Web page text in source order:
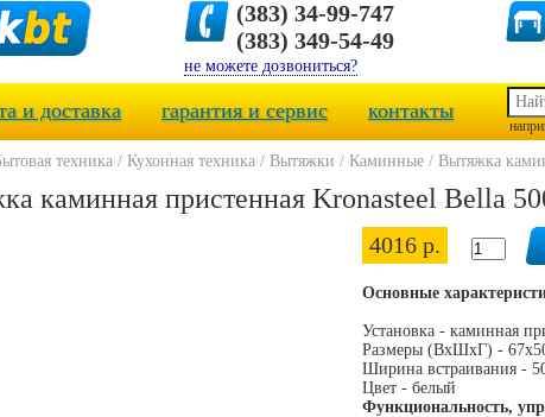
(383) 34-99-747
(383) 349-54-49
не можете дозвониться?
и доставка гарантия и сервис контакты
техника / Кухонная техника / Вытяжки / Каминные / Вытяжка
каминная пристенная Kronasteel Bella
4016 р.
Основные
Установка - каминная
Размеры (ВхШхГ) -
Ширина встраивания -
Цвет - белый
Функциональность,